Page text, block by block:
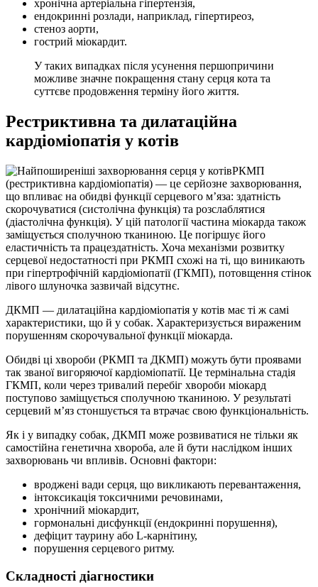
хронічна артеріальна гіпертензія,
ендокринні розлади, наприклад, гіпертиреоз,
стеноз аорти,
гострий міокардит.
У таких випадках після усунення першопричини
можливе значне покращення стану серця кота та
суттєве продовження терміну його життя.
Рестриктивна та дилатаційна
кардіоміопатія у котів
РКМП
(рестриктивна кардіоміопатія) — це серйозне захворювання,
що впливає на обидві функції серцевого м’яза: здатність
скорочуватися (систолічна функція) та розслаблятися
(діастолічна функція). У цій патології частина міокарда також
заміщується сполучною тканиною. Це погіршує його
еластичність та працездатність. Хоча механізми розвитку
серцевої недостатності при РКМП схожі на ті, що виникають
при гіпертрофічній кардіоміопатії (ГКМП), потовщення стінок
лівого шлуночка зазвичай відсутнє.
ДКМП — дилатаційна кардіоміопатія у котів має ті ж самі
характеристики, що й у собак. Характеризується вираженим
порушенням скорочувальної функції міокарда.
Обидві ці хвороби (РКМП та ДКМП) можуть бути проявами
так званої вигоряючої кардіоміопатії. Це термінальна стадія
ГКМП, коли через тривалий перебіг хвороби міокард
поступово заміщується сполучною тканиною. У результаті
серцевий м’яз стоншується та втрачає свою функціональність.
Як і у випадку собак, ДКМП може розвиватися не тільки як
самостійна генетична хвороба, але й бути наслідком інших
захворювань чи впливів. Основні фактори:
вроджені вади серця, що викликають перевантаження,
інтоксикація токсичними речовинами,
хронічний міокардит,
гормональні дисфункції (ендокринні порушення),
дефіцит таурину або L-карнітину,
порушення серцевого ритму.
Складності діагностики